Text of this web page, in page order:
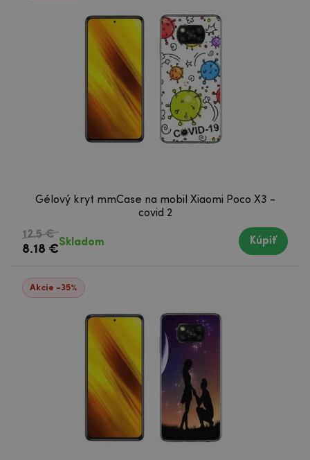
Gélový kryt mmCase na mobil Xiaomi Poco X3 -
covid 2
12.5 €
8.18 €
Skladom Kúpiť
Akcie -35%